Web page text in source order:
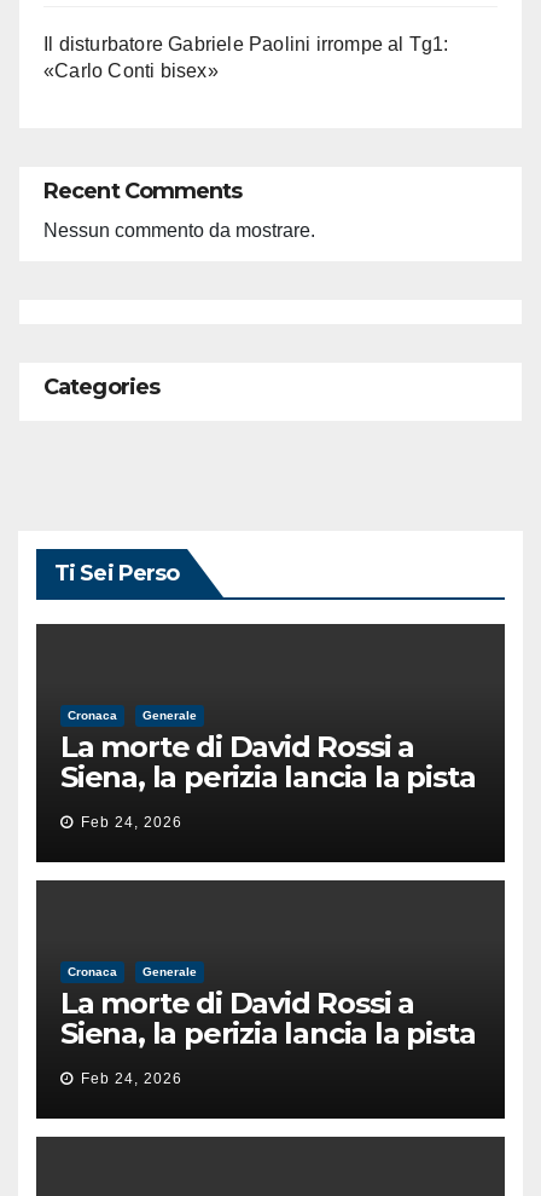
Il disturbatore Gabriele Paolini irrompe al Tg1:
«Carlo Conti bisex»
Recent Comments
Nessun commento da mostrare.
Categories
Ti Sei Perso
Cronaca Generale
La morte di David Rossi a
Siena, la perizia lancia la pista
di un’intimidazione finita
male
Feb 24, 2026
Cronaca Generale
La morte di David Rossi a
Siena, la perizia lancia la pista
di un’intimidazione finita
male
Feb 24, 2026